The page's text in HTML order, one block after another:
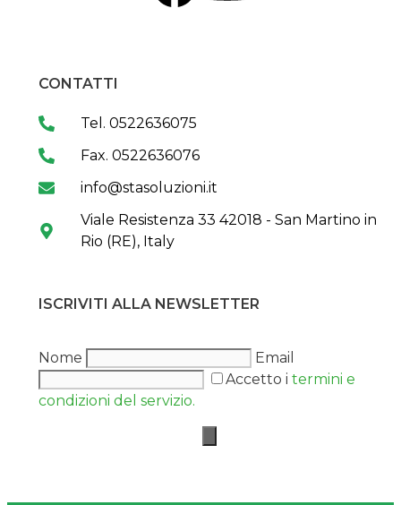
CONTATTI
Tel. 0522636075
Fax. 0522636076
info@stasoluzioni.it
Viale Resistenza 33 42018 - San Martino in
Rio (RE), Italy
ISCRIVITI ALLA NEWSLETTER
Nome
Email
Accetto i termini e
condizioni del servizio.